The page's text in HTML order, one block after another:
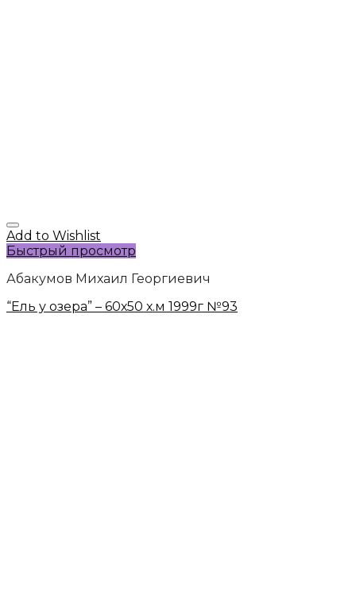
Add to Wishlist
Быстрый просмотр
Абакумов Михаил Георгиевич
“Ель у озера” – 60х50 х.м 1999г №93